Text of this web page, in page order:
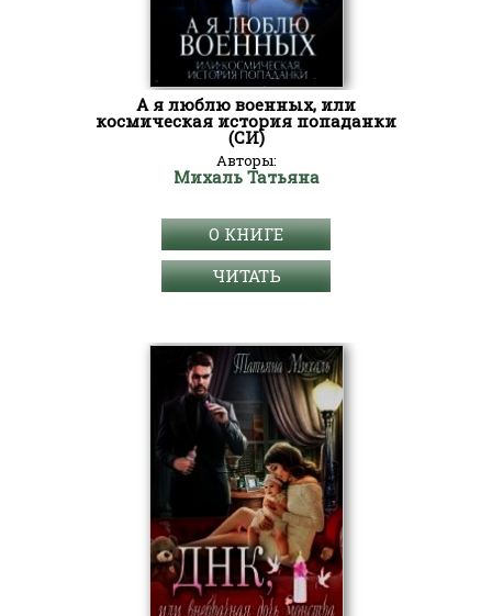
А я люблю военных, или
космическая история попаданки
(СИ)
Авторы:
Михаль Татьяна
О КНИГЕ
ЧИТАТЬ